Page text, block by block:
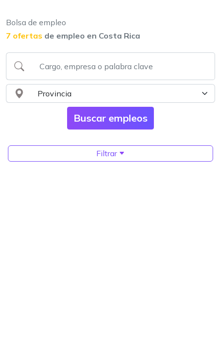
Bolsa de empleo
7 ofertas de empleo en Costa Rica
Filtrar